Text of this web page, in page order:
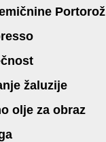
Portorož
žaluzije
olje za obraz